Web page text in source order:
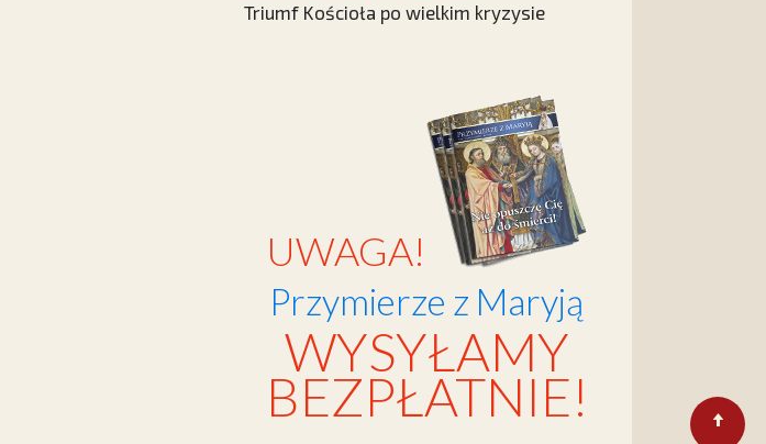
Triumf Kościoła po wielkim kryzysie
UWAGA!
Przymierze z Maryją
WYSYŁAMY
BEZPŁATNIE!